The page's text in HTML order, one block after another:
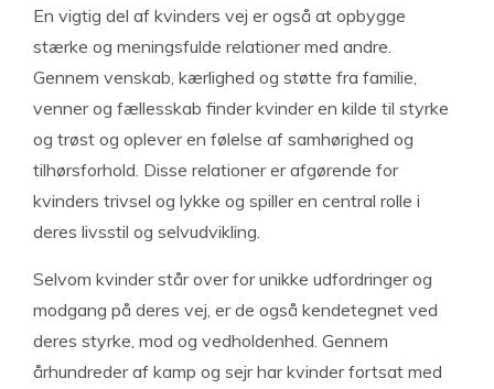
En vigtig del af kvinders vej er også at opbygge
stærke og meningsfulde relationer med andre.
Gennem venskab, kærlighed og støtte fra familie,
venner og fællesskab finder kvinder en kilde til styrke
og trøst og oplever en følelse af samhørighed og
tilhørsforhold. Disse relationer er afgørende for
kvinders trivsel og lykke og spiller en central rolle i
deres livsstil og selvudvikling.
Selvom kvinder står over for unikke udfordringer og
modgang på deres vej, er de også kendetegnet ved
deres styrke, mod og vedholdenhed. Gennem
århundreder af kamp og sejr har kvinder fortsat med